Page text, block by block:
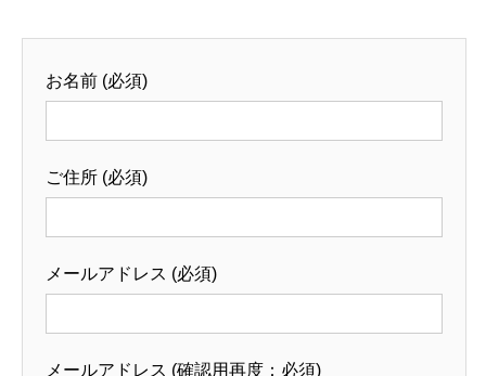
お名前 (必須)
ご住所 (必須)
メールアドレス (必須)
メールアドレス (確認用再度：必須)